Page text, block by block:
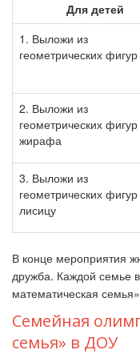
Для детей
1. Выложи из
геометрических фигур
2. Выложи из
геометрических фигур
жирафа
3. Выложи из
геометрических фигур
лисицу
В конце мероприятия
дружба. Каждой семье
математическая
Семейная
семья» в ДОУ